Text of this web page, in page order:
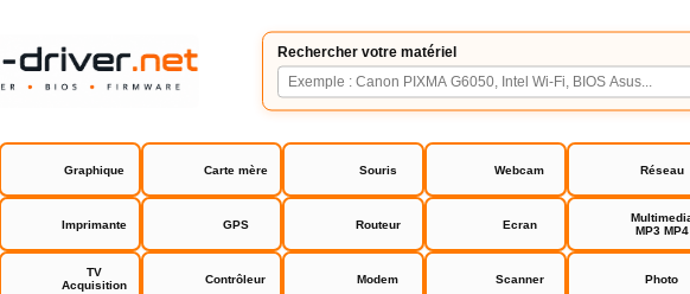
Rechercher votre matériel
Graphique Carte mère Souris Webcam Réseau
Imprimante GPS Routeur Ecran
MP3 MP4
TV
Acquisition
Contrôleur Modem Scanner Photo